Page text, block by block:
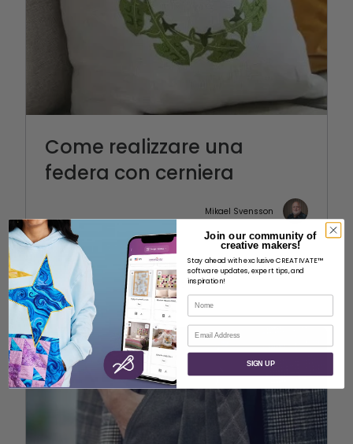
Come realizzare una
federa con cerniera
Mikael Svensson
Join our community of
creative makers!
Stay ahead with exclusive CREATIVATE™
software updates, expert tips, and
inspiration!
Nome
Email
SIGN UP